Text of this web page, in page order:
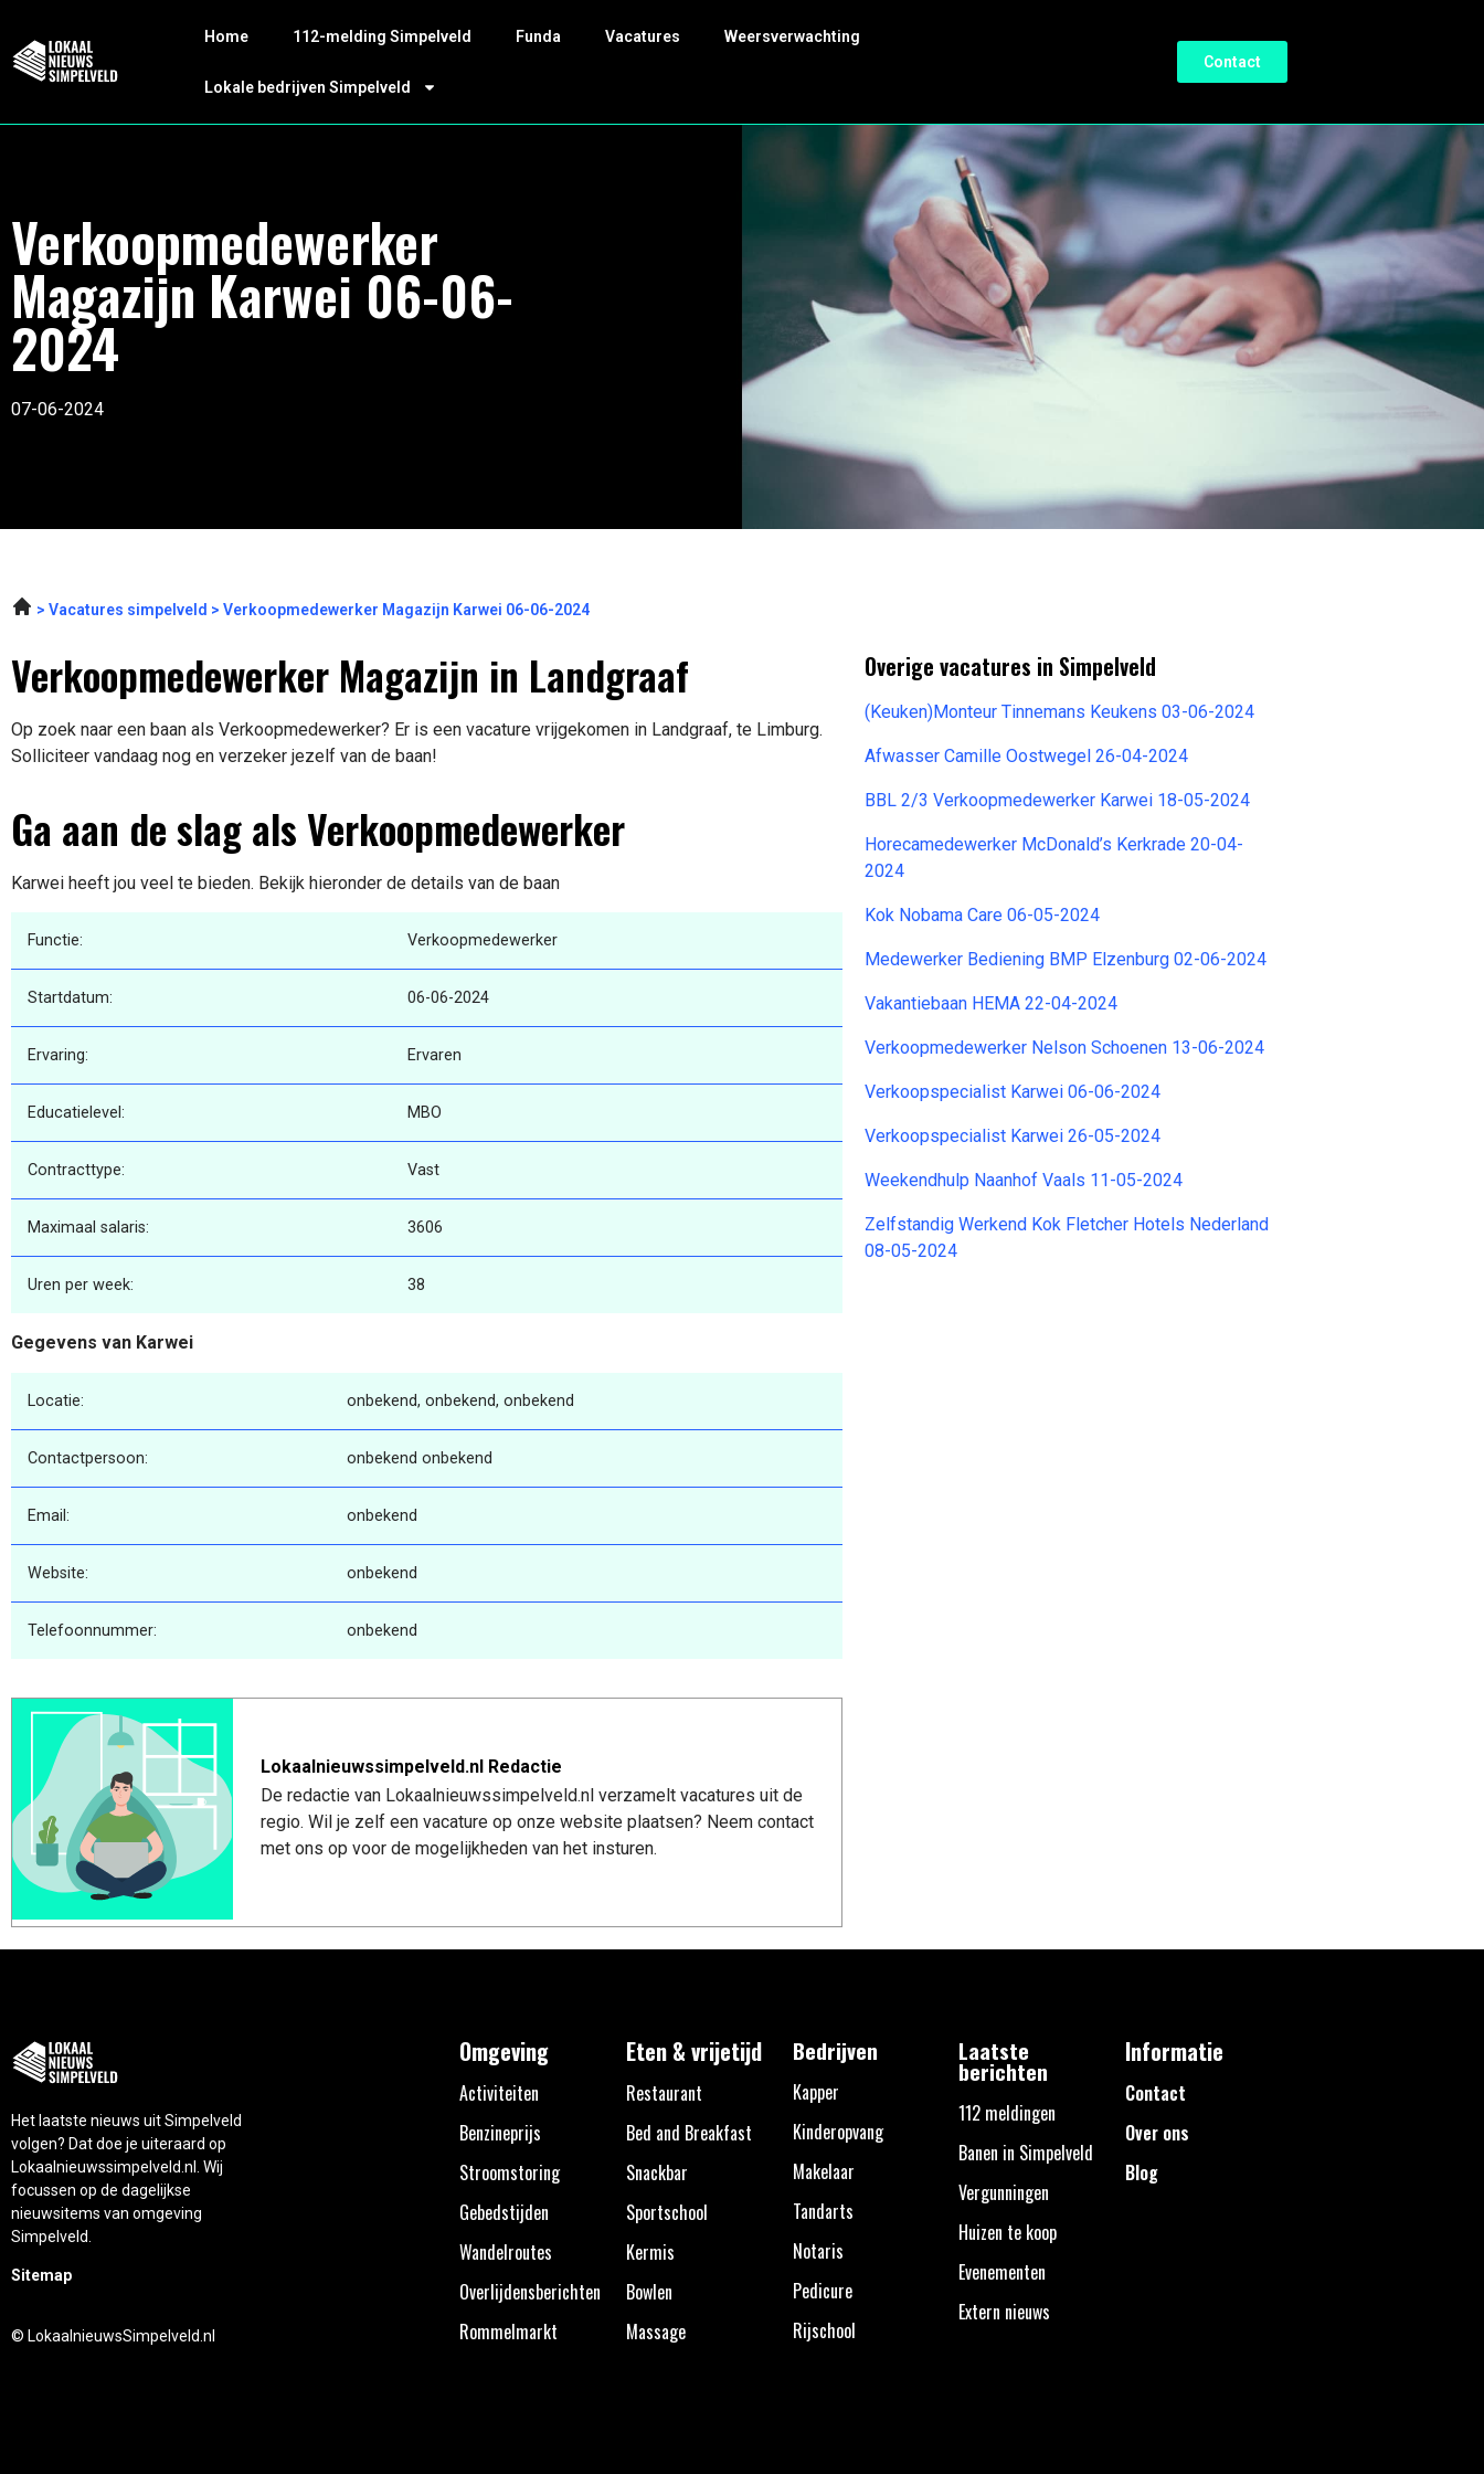
Home 112-melding Simpelveld Funda Vacatures Weersverwachting
Lokale bedrijven Simpelveld
Contact
Verkoopmedewerker
Magazijn Karwei 06-06-
2024
07-06-2024
Vacatures simpelveld Verkoopmedewerker Magazijn Karwei 06-06-2024
Verkoopmedewerker Magazijn in Landgraaf
Op zoek naar een baan als Verkoopmedewerker? Er is een vacature vrijgekomen in Landgraaf, te Limburg.
Solliciteer vandaag nog en verzeker jezelf van de baan!
Ga aan de slag als Verkoopmedewerker
Karwei heeft jou veel te bieden. Bekijk hieronder de details van de baan
Functie: Verkoopmedewerker
Startdatum: 06-06-2024
Ervaring: Ervaren
Educatielevel: MBO
Contracttype: Vast
Maximaal salaris: 3606
Uren per week: 38
Gegevens van Karwei
Locatie: onbekend, onbekend, onbekend
Contactpersoon: onbekend onbekend
Email: onbekend
Website: onbekend
Telefoonnummer: onbekend
Lokaalnieuwssimpelveld.nl Redactie
De redactie van Lokaalnieuwssimpelveld.nl verzamelt vacatures uit de
regio. Wil je zelf een vacature op onze website plaatsen? Neem contact
met ons op voor de mogelijkheden van het insturen.
Overige vacatures in Simpelveld
(Keuken)Monteur Tinnemans Keukens 03-06-2024
Afwasser Camille Oostwegel 26-04-2024
BBL 2/3 Verkoopmedewerker Karwei 18-05-2024
Horecamedewerker McDonald’s Kerkrade 20-04-
2024
Kok Nobama Care 06-05-2024
Medewerker Bediening BMP Elzenburg 02-06-2024
Vakantiebaan HEMA 22-04-2024
Verkoopmedewerker Nelson Schoenen 13-06-2024
Verkoopspecialist Karwei 06-06-2024
Verkoopspecialist Karwei 26-05-2024
Weekendhulp Naanhof Vaals 11-05-2024
Zelfstandig Werkend Kok Fletcher Hotels Nederland
08-05-2024
Het laatste nieuws uit Simpelveld
volgen? Dat doe je uiteraard op
Lokaalnieuwssimpelveld.nl. Wij
focussen op de dagelijkse
nieuwsitems van omgeving
Simpelveld.
Sitemap
© LokaalnieuwsSimpelveld.nl
Omgeving
Activiteiten
Benzineprijs
Stroomstoring
Gebedstijden
Wandelroutes
Overlijdensberichten
Rommelmarkt
Eten & vrijetijd
Restaurant
Bed and Breakfast
Snackbar
Sportschool
Kermis
Bowlen
Massage
Bedrijven
Kapper
Kinderopvang
Makelaar
Tandarts
Notaris
Pedicure
Rijschool
Laatste
berichten
112 meldingen
Banen in Simpelveld
Vergunningen
Huizen te koop
Evenementen
Extern nieuws
Informatie
Contact
Over ons
Blog